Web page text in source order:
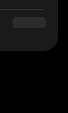
$180.00